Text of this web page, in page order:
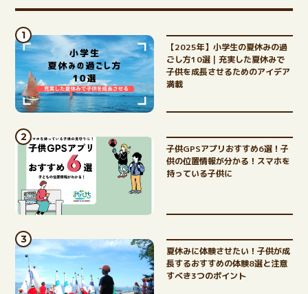
【2025年】小学生の夏休みの過
ごし方10選｜充実した夏休みで
子供を成長させるためのアイデア
満載
子供GPSアプリおすすめ6選！子
供の位置情報が分かる！スマホを
持っている子供に
夏休みに体験させたい！子供が成
長するおすすめの体験8選と注意
すべき3つのポイント